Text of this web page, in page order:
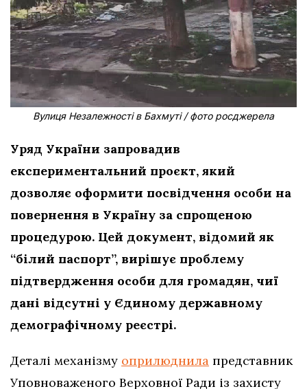
Вулиця Незалежності в Бахмуті / фото росджерела
Уряд України запровадив
експериментальний проєкт, який
дозволяє оформити посвідчення особи на
повернення в Україну за спрощеною
процедурою. Цей документ, відомий як
“білий паспорт”, вирішує проблему
підтвердження особи для громадян, чиї
дані відсутні у Єдиному державному
демографічному реєстрі.
Деталі механізму оприлюднила представник
Уповноваженого Верховної Ради із захисту